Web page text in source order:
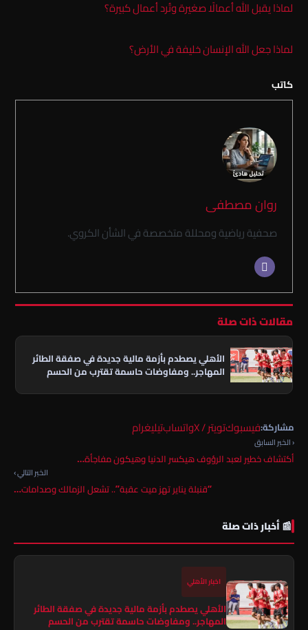
لماذا يقبل الله أعمالًا صغيرة وتُرد أعمال كبيرة؟
لماذا جعل الله الإنسان خليفة في الأرض؟
كاتب
روان مصطفى
صحفية رياضية ومحللة متخصصة في الشأن الكروي.
مقالات ذات صلة
الأهلي يصطدم بأزمة مالية جديدة في صفقة الطائر
المهاجر.. ومفاوضات حاسمة تقترب من الحسم
مشاركة:فيسبوكتويتر / X واتسابتيليغرام
‹ الخبر السابق
أكتشاف خطير لعبد الرؤوف هيكسر الدنيا وهيكون مفاجأة…
الخبر التالي ›
“قنبلة يناير تهز ميت عقبة”.. تشعل الزمالك وصدامات…
📰 أخبار ذات صلة
اخبار الأهلي
الأهلي يصطدم بأزمة مالية جديدة في صفقة الطائر
المهاجر.. ومفاوضات حاسمة تقترب من الحسم